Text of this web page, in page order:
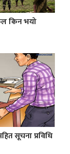
किन भयो
सूचना प्रविधि